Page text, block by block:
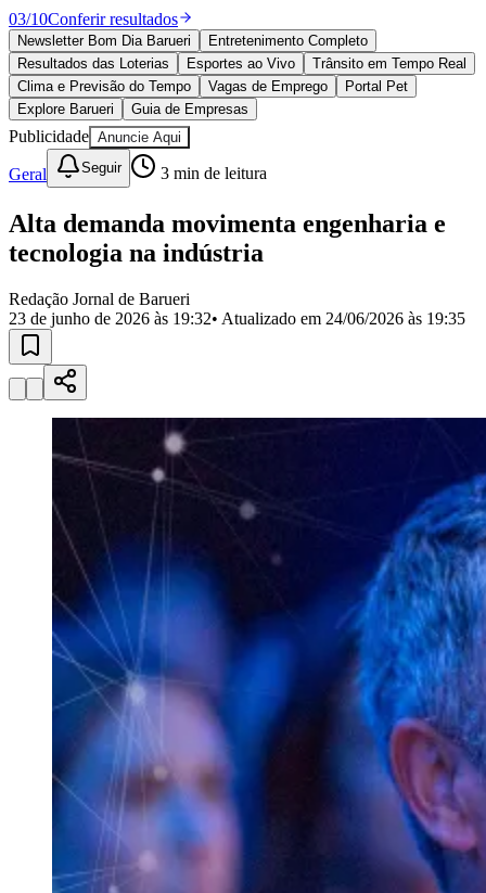
Esportes
Saúde
Segurança
Cultura
Meio Ambiente
Obras
Educação
Bairros de Barueri
Selecione sua região Para notícias da sua região
JubranBelvalBethavilleBoa
VistaCalifórnia CarapicuíbaCentroChácaras MarcoCidades da
Região
Militar
Califórnia Jardim dos Altos
Esperança Jardim Graziela
Jardim ParaísoJardim Paulista
Jardim São Pedro Jardim São Silvestre
Jardim TupanciMutinga
Parque Imperial Parque Santa Luzia
Pirapora
do Bom Jesus
Recanto Phrynéa
Santana de
Parnaíba
Vila Boa VistaVila
do Conde Vila Engenho Novo Vila Márcia
Vila Nossa Sra. da
Vila Porto
Votupoca
Para Sua Empresa
Anuncie no Portal
Guia de Empresas
Divulgar Vagas
Novo
Publicidade Legal
Negócios Regionais
Turismo
Segurança Regional
Hospitais Estaduais
Parques & Represas
Cidades da Região
Santana de ParnaíbaOsasco
Pirapora
do Bom Jesus
Araçariguama
03/10Conferir resultados
Newsletter Bom Dia Barueri
Entretenimento Completo
Resultados das Loterias
Esportes ao Vivo
Trânsito em Tempo Real
Clima e Previsão do Tempo
Vagas de Emprego
Portal Pet
Explore Barueri
Guia de Empresas
Publicidade Anuncie Aqui
Geral Seguir 3 min de leitura
Alta demanda movimenta engenharia e
tecnologia na indústria
Redação Jornal de Barueri
23 de junho de 2026 às 19:32• Atualizado em 24/06/2026 às 19:35